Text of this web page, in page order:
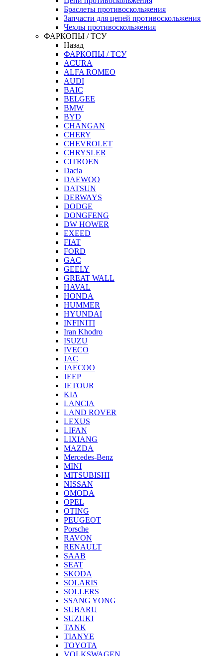
Браслеты противоскольжения
Запчасти для цепей противоскольжения
Чехлы противоскольжения
ФАРКОПЫ / ТСУ
Назад
ФАРКОПЫ / ТСУ
ACURA
ALFA ROMEO
AUDI
BAIC
BELGEE
BMW
BYD
CHANGAN
CHERY
CHEVROLET
CHRYSLER
CITROEN
Dacia
DAEWOO
DATSUN
DERWAYS
DODGE
DONGFENG
DW HOWER
EXEED
FIAT
FORD
GAC
GEELY
GREAT WALL
HAVAL
HONDA
HUMMER
HYUNDAI
INFINITI
Iran Khodro
ISUZU
IVECO
JAC
JAECOO
JEEP
JETOUR
KIA
LANCIA
LAND ROVER
LEXUS
LIFAN
LIXIANG
MAZDA
Mercedes-Benz
MINI
MITSUBISHI
NISSAN
OMODA
OPEL
OTING
PEUGEOT
Porsche
RAVON
RENAULT
SAAB
SEAT
SKODA
SOLARIS
SOLLERS
SSANG YONG
SUBARU
SUZUKI
TANK
TIANYE
TOYOTA
VOLKSWAGEN